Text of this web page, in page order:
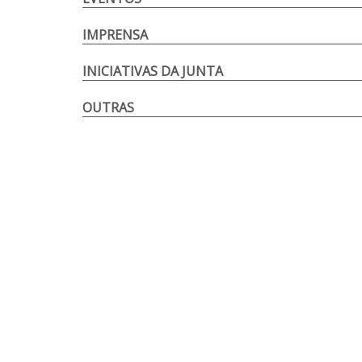
IMPRENSA
INICIATIVAS DA JUNTA
OUTRAS